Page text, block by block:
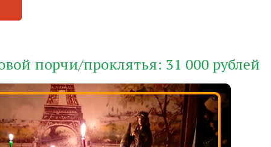
порчи/проклятья: 31 000 рублей